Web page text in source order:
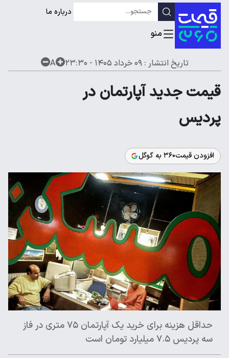
درباره ما
تاریخ انتشار :۰۹ خرداد ۱۴۰۵ - ۲۳:۳۰ A
قیمت جدید آپارتمان در
پردیس
افزودن قیمت۳۶۰ به گوگل
حداقل هزینه برای خرید یک آپارتمان ۷۵ متری در فاز
سه پردیس ۷.۵ میلیارد تومان است